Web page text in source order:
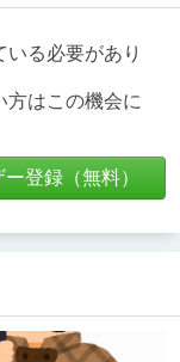
る必要があり
方はこの機会に
登録（無料）